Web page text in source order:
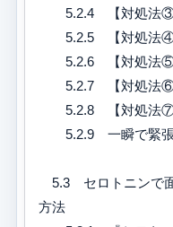
5.2.4 【対処法③
5.2.5 【対処法④
5.2.6 【対処法⑤
5.2.7 【対処法⑥】
5.2.8 【対処法⑦】
5.2.9 一瞬で緊張
5.3 セロトニンで
方法